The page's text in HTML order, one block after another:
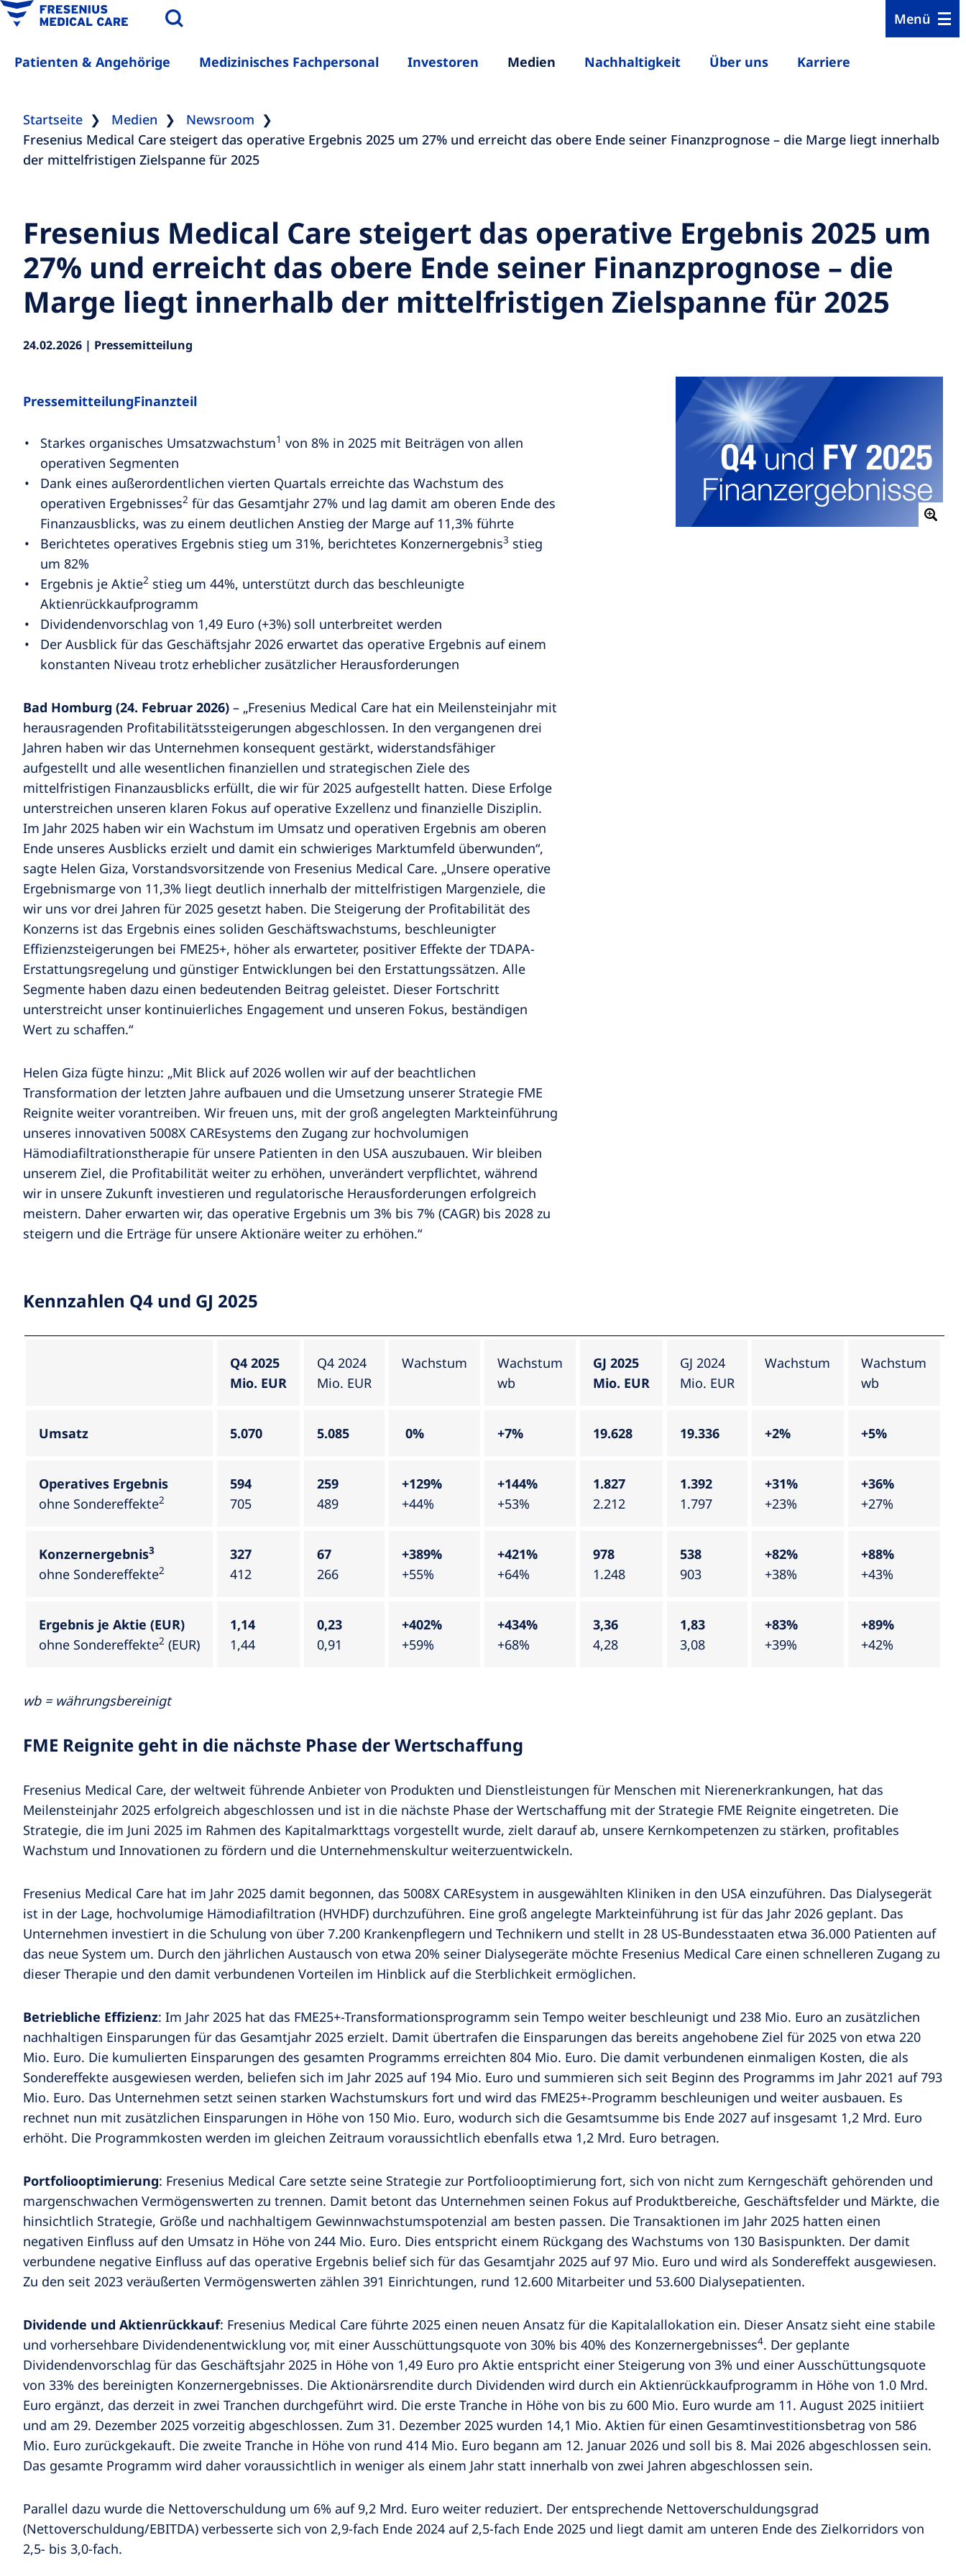
Menü
Patienten & Angehörige Medizinisches Fachpersonal Investoren Medien Nachhaltigkeit Über uns Karriere
Startseite Medien
Newsroom
Fresenius Medical Care steigert das operative Ergebnis 2025 um 27% und erreicht das obere Ende seiner Finanzprognose – die Marge liegt innerhalb
der mittelfristigen Zielspanne für 2025
Fresenius Medical Care steigert das operative Ergebnis 2025 um
27% und erreicht das obere Ende seiner Finanzprognose – die
Marge liegt innerhalb der mittelfristigen Zielspanne für 2025
24.02.2026 | Pressemitteilung
PressemitteilungFinanzteil
Starkes organisches Umsatzwachstum1 von 8% in 2025 mit Beiträgen von allen
operativen Segmenten
Dank eines außerordentlichen vierten Quartals erreichte das Wachstum des
operativen Ergebnisses2 für das Gesamtjahr 27% und lag damit am oberen Ende des
Finanzausblicks, was zu einem deutlichen Anstieg der Marge auf 11,3% führte
Berichtetes operatives Ergebnis stieg um 31%, berichtetes Konzernergebnis3 stieg
um 82%
Ergebnis je Aktie2 stieg um 44%, unterstützt durch das beschleunigte
Aktienrückkaufprogramm
Dividendenvorschlag von 1,49 Euro (+3%) soll unterbreitet werden
Der Ausblick für das Geschäftsjahr 2026 erwartet das operative Ergebnis auf einem
konstanten Niveau trotz erheblicher zusätzlicher Herausforderungen
Bad Homburg (24. Februar 2026) – „Fresenius Medical Care hat ein Meilensteinjahr mit
herausragenden Profitabilitätssteigerungen abgeschlossen. In den vergangenen drei
Jahren haben wir das Unternehmen konsequent gestärkt, widerstandsfähiger
aufgestellt und alle wesentlichen finanziellen und strategischen Ziele des
mittelfristigen Finanzausblicks erfüllt, die wir für 2025 aufgestellt hatten. Diese Erfolge
unterstreichen unseren klaren Fokus auf operative Exzellenz und finanzielle Disziplin.
Im Jahr 2025 haben wir ein Wachstum im Umsatz und operativen Ergebnis am oberen
Ende unseres Ausblicks erzielt und damit ein schwieriges Marktumfeld überwunden“,
sagte Helen Giza, Vorstandsvorsitzende von Fresenius Medical Care. „Unsere operative
Ergebnismarge von 11,3% liegt deutlich innerhalb der mittelfristigen Margenziele, die
wir uns vor drei Jahren für 2025 gesetzt haben. Die Steigerung der Profitabilität des
Konzerns ist das Ergebnis eines soliden Geschäftswachstums, beschleunigter
Effizienzsteigerungen bei FME25+, höher als erwarteter, positiver Effekte der TDAPA-
Erstattungsregelung und günstiger Entwicklungen bei den Erstattungssätzen. Alle
Segmente haben dazu einen bedeutenden Beitrag geleistet. Dieser Fortschritt
unterstreicht unser kontinuierliches Engagement und unseren Fokus, beständigen
Wert zu schaffen.“
Helen Giza fügte hinzu: „Mit Blick auf 2026 wollen wir auf der beachtlichen
Transformation der letzten Jahre aufbauen und die Umsetzung unserer Strategie FME
Reignite weiter vorantreiben. Wir freuen uns, mit der groß angelegten Markteinführung
unseres innovativen 5008X CAREsystems den Zugang zur hochvolumigen
Hämodiafiltrationstherapie für unsere Patienten in den USA auszubauen. Wir bleiben
unserem Ziel, die Profitabilität weiter zu erhöhen, unverändert verpflichtet, während
wir in unsere Zukunft investieren und regulatorische Herausforderungen erfolgreich
meistern. Daher erwarten wir, das operative Ergebnis um 3% bis 7% (CAGR) bis 2028 zu
steigern und die Erträge für unsere Aktionäre weiter zu erhöhen.“
Kennzahlen Q4 und GJ 2025
Q4 2025
Mio. EUR
Q4 2024
Mio. EUR
Wachstum
Wachstum
wb
GJ 2025
Mio. EUR
GJ 2024
Mio. EUR
Wachstum
Wachstum
wb
Umsatz 5.070 5.085 0% +7% 19.628 19.336 +2% +5%
Operatives Ergebnis
ohne Sondereffekte2
594
705
259
489
+129%
+44%
+144%
+53%
1.827
2.212
1.392
1.797
+31%
+23%
+36%
+27%
Konzernergebnis3
ohne Sondereffekte2
327
412
67
266
+389%
+55%
+421%
+64%
978
1.248
538
903
+82%
+38%
+88%
+43%
Ergebnis je Aktie (EUR)
ohne Sondereffekte2 (EUR)
1,14
1,44
0,23
0,91
+402%
+59%
+434%
+68%
3,36
4,28
1,83
3,08
+83%
+39%
+89%
+42%
wb = währungsbereinigt
FME Reignite geht in die nächste Phase der Wertschaffung
Fresenius Medical Care, der weltweit führende Anbieter von Produkten und Dienstleistungen für Menschen mit Nierenerkrankungen, hat das
Meilensteinjahr 2025 erfolgreich abgeschlossen und ist in die nächste Phase der Wertschaffung mit der Strategie FME Reignite eingetreten. Die
Strategie, die im Juni 2025 im Rahmen des Kapitalmarkttags vorgestellt wurde, zielt darauf ab, unsere Kernkompetenzen zu stärken, profitables
Wachstum und Innovationen zu fördern und die Unternehmenskultur weiterzuentwickeln.
Fresenius Medical Care hat im Jahr 2025 damit begonnen, das 5008X CAREsystem in ausgewählten Kliniken in den USA einzuführen. Das Dialysegerät
ist in der Lage, hochvolumige Hämodiafiltration (HVHDF) durchzuführen. Eine groß angelegte Markteinführung ist für das Jahr 2026 geplant. Das
Unternehmen investiert in die Schulung von über 7.200 Krankenpflegern und Technikern und stellt in 28 US-Bundesstaaten etwa 36.000 Patienten auf
das neue System um. Durch den jährlichen Austausch von etwa 20% seiner Dialysegeräte möchte Fresenius Medical Care einen schnelleren Zugang zu
dieser Therapie und den damit verbundenen Vorteilen im Hinblick auf die Sterblichkeit ermöglichen.
Betriebliche Effizienz: Im Jahr 2025 hat das FME25+-Transformationsprogramm sein Tempo weiter beschleunigt und 238 Mio. Euro an zusätzlichen
nachhaltigen Einsparungen für das Gesamtjahr 2025 erzielt. Damit übertrafen die Einsparungen das bereits angehobene Ziel für 2025 von etwa 220
Mio. Euro. Die kumulierten Einsparungen des gesamten Programms erreichten 804 Mio. Euro. Die damit verbundenen einmaligen Kosten, die als
Sondereffekte ausgewiesen werden, beliefen sich im Jahr 2025 auf 194 Mio. Euro und summieren sich seit Beginn des Programms im Jahr 2021 auf 793
Mio. Euro. Das Unternehmen setzt seinen starken Wachstumskurs fort und wird das FME25+-Programm beschleunigen und weiter ausbauen. Es
rechnet nun mit zusätzlichen Einsparungen in Höhe von 150 Mio. Euro, wodurch sich die Gesamtsumme bis Ende 2027 auf insgesamt 1,2 Mrd. Euro
erhöht. Die Programmkosten werden im gleichen Zeitraum voraussichtlich ebenfalls etwa 1,2 Mrd. Euro betragen.
Portfoliooptimierung: Fresenius Medical Care setzte seine Strategie zur Portfoliooptimierung fort, sich von nicht zum Kerngeschäft gehörenden und
margenschwachen Vermögenswerten zu trennen. Damit betont das Unternehmen seinen Fokus auf Produktbereiche, Geschäftsfelder und Märkte, die
hinsichtlich Strategie, Größe und nachhaltigem Gewinnwachstumspotenzial am besten passen. Die Transaktionen im Jahr 2025 hatten einen
negativen Einfluss auf den Umsatz in Höhe von 244 Mio. Euro. Dies entspricht einem Rückgang des Wachstums von 130 Basispunkten. Der damit
verbundene negative Einfluss auf das operative Ergebnis belief sich für das Gesamtjahr 2025 auf 97 Mio. Euro und wird als Sondereffekt ausgewiesen.
Zu den seit 2023 veräußerten Vermögenswerten zählen 391 Einrichtungen, rund 12.600 Mitarbeiter und 53.600 Dialysepatienten.
Dividende und Aktienrückkauf: Fresenius Medical Care führte 2025 einen neuen Ansatz für die Kapitalallokation ein. Dieser Ansatz sieht eine stabile
und vorhersehbare Dividendenentwicklung vor, mit einer Ausschüttungsquote von 30% bis 40% des Konzernergebnisses4. Der geplante
Dividendenvorschlag für das Geschäftsjahr 2025 in Höhe von 1,49 Euro pro Aktie entspricht einer Steigerung von 3% und einer Ausschüttungsquote
von 33% des bereinigten Konzernergebnisses. Die Aktionärsrendite durch Dividenden wird durch ein Aktienrückkaufprogramm in Höhe von 1.0 Mrd.
Euro ergänzt, das derzeit in zwei Tranchen durchgeführt wird. Die erste Tranche in Höhe von bis zu 600 Mio. Euro wurde am 11. August 2025 initiiert
und am 29. Dezember 2025 vorzeitig abgeschlossen. Zum 31. Dezember 2025 wurden 14,1 Mio. Aktien für einen Gesamtinvestitionsbetrag von 586
Mio. Euro zurückgekauft. Die zweite Tranche in Höhe von rund 414 Mio. Euro begann am 12. Januar 2026 und soll bis 8. Mai 2026 abgeschlossen sein.
Das gesamte Programm wird daher voraussichtlich in weniger als einem Jahr statt innerhalb von zwei Jahren abgeschlossen sein.
Parallel dazu wurde die Nettoverschuldung um 6% auf 9,2 Mrd. Euro weiter reduziert. Der entsprechende Nettoverschuldungsgrad
(Nettoverschuldung/EBITDA) verbesserte sich von 2,9-fach Ende 2024 auf 2,5-fach Ende 2025 und liegt damit am unteren Ende des Zielkorridors von
2,5- bis 3,0-fach.